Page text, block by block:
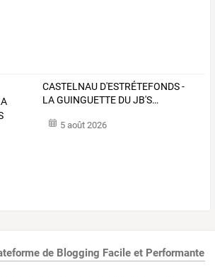
CASTELNAU D'ESTRÉTEFONDS-
LAGUINGUETTE DUJB'S…
5 août 2026
de Blogging Facile et Performante